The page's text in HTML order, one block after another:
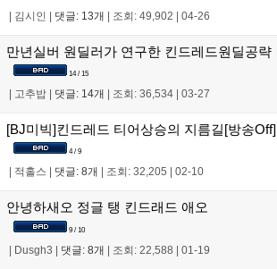
| 김시인 | 댓글: 13개 | 조회: 49,902 | 04-26
만년실버 원딜러가 연구한 킨드레드원딜공략
14 / 15
고추밥 댓글: 14개 조회: 36,534 03-27
[BJ미빅]킨드레드 티어상승의 지름길[방송Off]
4 / 9
적홀스 댓글: 8개 조회: 32,205 02-10
안녕하새오 정글 탱 킨드래드 애오
9 / 10
| Dusgh3 | 댓글: 8개 | 조회: 22,588 | 01-19